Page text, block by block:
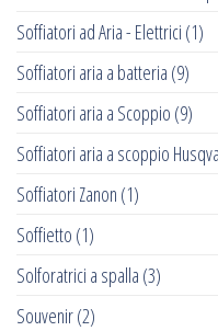
Soffiatori ad Aria - Elettrici (1)
Soffiatori aria a batteria (9)
Soffiatori aria a Scoppio (9)
Soffiatori aria a scoppio
Soffiatori Zanon (1)
Soffietto (1)
Solforatrici a spalla (3)
Souvenir(2)